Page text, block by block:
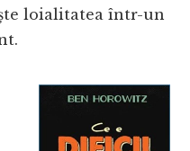
loialitatea într-un